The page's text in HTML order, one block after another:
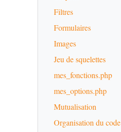
Filtres
Formulaires
Images
Jeu de squelettes
mes_fonctions.php
mes_options.php
Mutualisation
Organisation du code